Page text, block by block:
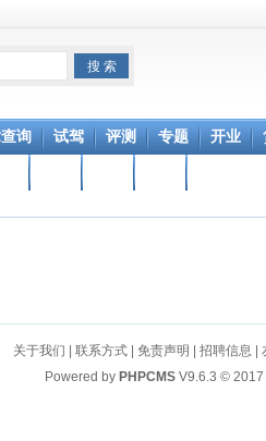
询 试驾 评测 专题 开业
关于我们 联系方式 免责声明 招聘信息
Powered by PHPCMS V9.6.3 © 2017